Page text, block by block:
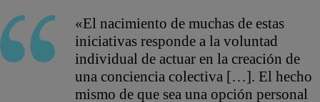
«El nacimiento de muchas de estas
iniciativas responde a la voluntad
individual de actuar en la creación de
una conciencia colectiva […]. El hecho
mismo de que sea una opción personal